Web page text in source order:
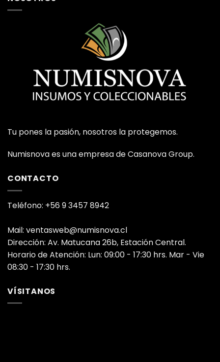
Tu pones la pasión, nosotros la protegemos.
Numisnova es una empresa de Casanova Group.
CONTACTO
Teléfono: +56 9 3457 8942
Mail: ventasweb@numisnova.cl
Dirección: Av. Matucana 26b, Estación Central.
Horario de Atención: Lun: 09:00 - 17:30 hrs. Mar - Vie
08:30 - 17:30 hrs.
VÍSITANOS